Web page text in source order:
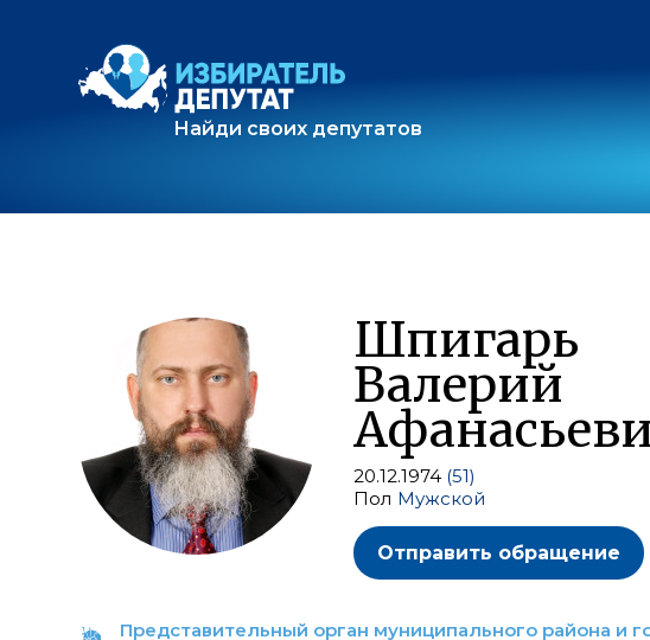
Найди своих депутатов
Шпигарь
Валерий
20.12.1974 (51)
Пол Мужской
Отправить обращение
Представительный орган муниципального района и